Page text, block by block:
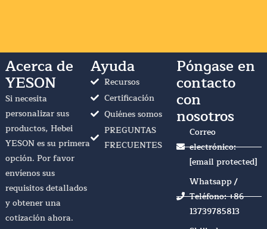
Acerca de
YESON
Si necesita
personalizar sus
productos, Hebei
YESON es su primera
opción. Por favor
envíenos sus
requisitos detallados
y obtener una
cotización ahora.
Ayuda
Recursos
Certificación
Quiénes somos
PREGUNTAS
FRECUENTES
Póngase en
contacto
con
nosotros
Correo
electrónico:
[email protected]
Whatsapp /
Teléfono: +86
13739785813